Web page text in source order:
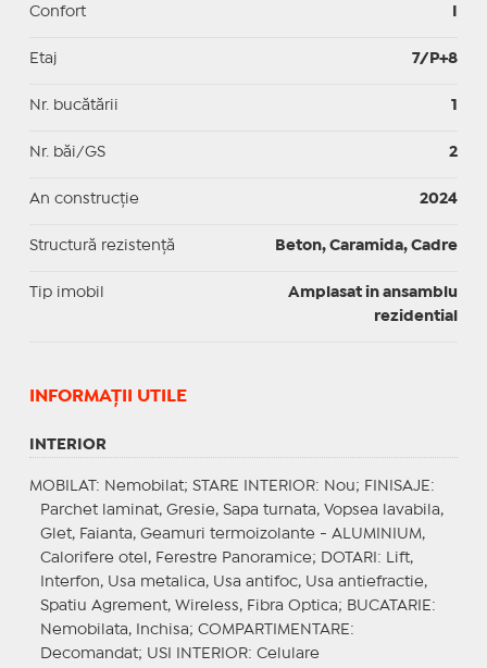
Confort
Etaj 7/P+8
Nr. bucătării 1
Nr. băi/GS 2
An construcție 2024
Structură rezistență Beton, Caramida, Cadre
Tip imobil
Amplasat in ansamblu
rezidential
INFORMAŢII UTILE
INTERIOR
MOBILAT : Nemobilat; STARE INTERIOR: Nou; FINISAJE :
Parchet laminat, Gresie, Sapa turnata, Vopsea lavabila,
Glet, Faianta, Geamuri termoizolante - ALUMINIUM,
Calorifere otel, Ferestre Panoramice;
DOTARI : Lift,
Interfon, Usa metalica, Usa antifoc, Usa antiefractie,
Spatiu Agrement, Wireless, Fibra Optica; BUCATARIE :
Nemobilata, Inchisa; COMPARTIMENTARE :
Decomandat; USI INTERIOR: Celulare